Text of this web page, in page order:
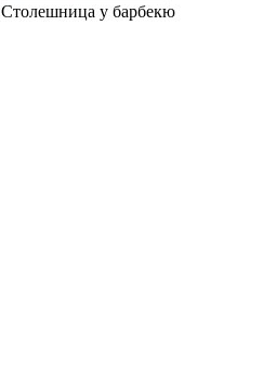
Столешница у барбекю